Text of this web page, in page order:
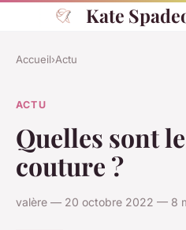
Kate
Accueil›Actu
ACTU
Quelles sont
couture ?
valère — 20 octobre 2022 — 8